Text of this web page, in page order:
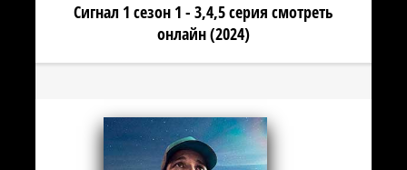
Сигнал 1 сезон 1 - 3,4,5 серия смотреть
онлайн (2024)